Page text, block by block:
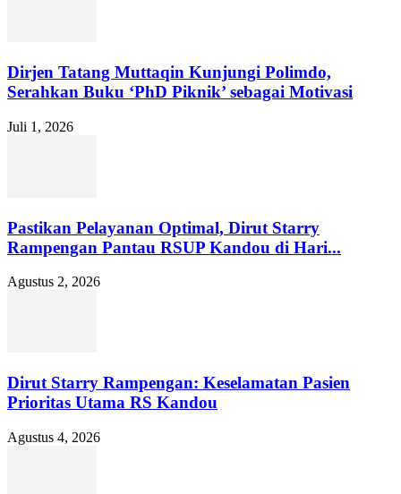
Dirjen Tatang Muttaqin Kunjungi Polimdo,
Serahkan Buku ‘PhD Piknik’ sebagai Motivasi
Juli 1, 2026
Pastikan Pelayanan Optimal, Dirut Starry
Rampengan Pantau RSUP Kandou di Hari...
Agustus 2, 2026
Dirut Starry Rampengan: Keselamatan Pasien
Prioritas Utama RS Kandou
Agustus 4, 2026